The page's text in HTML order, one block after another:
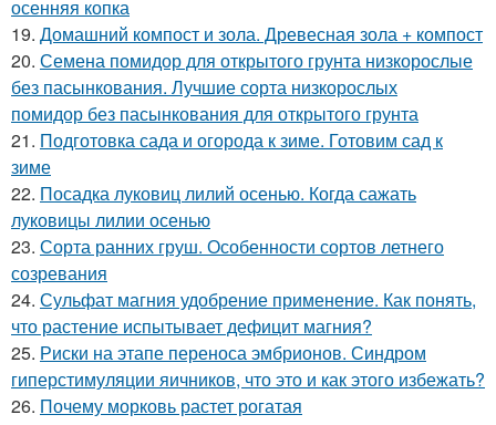
осенняя копка
19. Домашний компост и зола. Древесная зола + компост
20. Семена помидор для открытого грунта низкорослые
без пасынкования. Лучшие сорта низкорослых
помидор без пасынкования для открытого грунта
21. Подготовка сада и огорода к зиме. Готовим сад к
зиме
22. Посадка луковиц лилий осенью. Когда сажать
луковицы лилии осенью
23. Сорта ранних груш. Особенности сортов летнего
созревания
24. Сульфат магния удобрение применение. Как понять,
что растение испытывает дефицит магния?
25. Риски на этапе переноса эмбрионов. Синдром
гиперстимуляции яичников, что это и как этого избежать?
26. Почему морковь растет рогатая